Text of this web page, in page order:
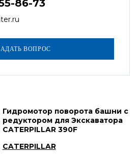
86-73
Гидромотор поворота башни с
редуктором для Экскаватора
CATERPILLAR 390F
CATERPILLAR